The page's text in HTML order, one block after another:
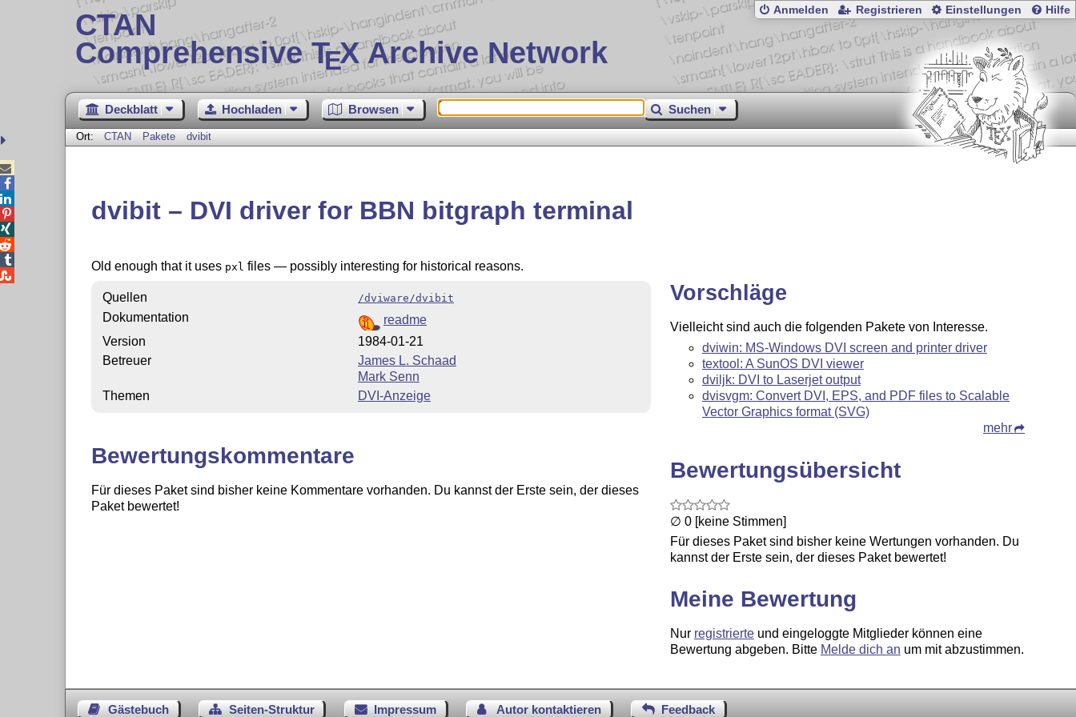
CTAN
Comprehensive TEX Archive Network
Anmelden Registrieren Einstellungen Hilfe
Deckblatt Hochladen Browsen Suchen
Ort: CTAN Pakete dvibit
dvibit – DVI driver for BBN bitgraph terminal
Old enough that it uses pxl files — possibly interesting for historical reasons.
Quellen /dviware/dvibit
Dokumentation
readme
Version
1984-01-21
Betreuer
James L. Schaad
Mark Senn
Themen
DVI-Anzeige
Bewertungskommentare
Für dieses Paket sind bisher keine Kommentare vorhanden. Du kannst der Erste sein, der dieses
Paket bewertet!
Vorschläge
Vielleicht sind auch die folgenden Pakete von Interesse.
dviwin: MS-Windows DVI screen and printer driver
textool: A SunOS DVI viewer
dviljk: DVI to Laserjet output
dvisvgm: Convert DVI, EPS, and PDF files to Scalable
Vector Graphics format (SVG)
mehr
Bewertungsübersicht
∅ 0 [keine Stimmen]
Für dieses Paket sind bisher keine Wertungen vorhanden. Du
kannst der Erste sein, der dieses Paket bewertet!
Meine Bewertung
Nur registrierteund eingeloggte Mitglieder können eine
Bewertung abgeben. Bitte Melde dich an um mit abzustimmen.
Gästebuch Seiten-Struktur Impressum Autor kontaktieren Feedback




